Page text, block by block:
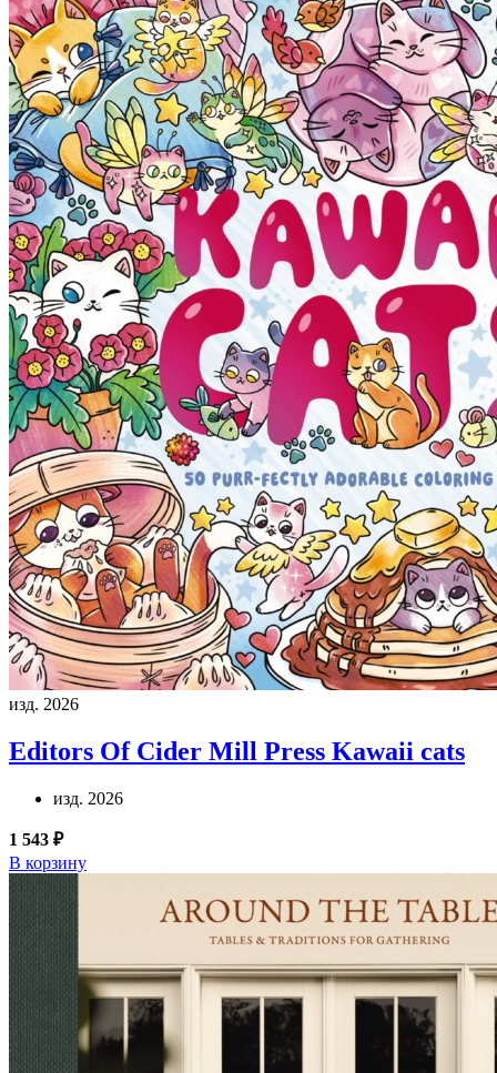
изд. 2026
Editors Of Cider Mill Press Kawaii cats
изд. 2026
1 543 ₽
В корзину